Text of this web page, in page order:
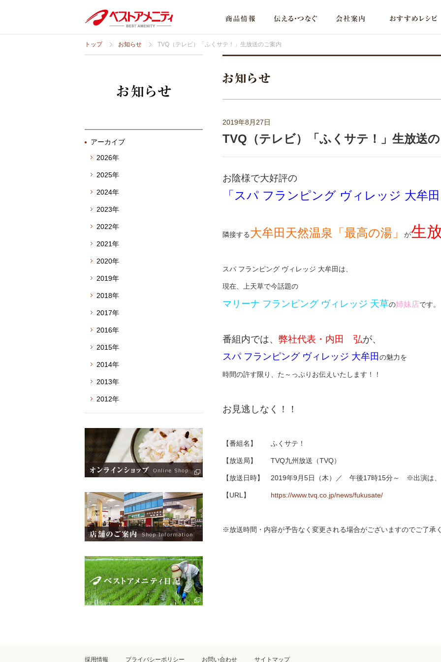
トップ お知らせ TVQ（テレビ）「ふくサテ！」生放送のご案内
2019年8月27日
TVQ（テレビ）「ふくサテ！」生放送
お陰様で大好評の
「スパ フランピング ヴィレッジ 大牟田
隣接する大牟田天然温泉「最高の湯」 が生
スパ フランピング ヴィレッジ 大牟田は、
現在、上天草で今話題の
マリーナ フランピング ヴィレッジ 天草の姉妹店です。
番組内では、 弊社代表・内田 弘が、
スパ フランピング ヴィレッジ 大牟田 の魅力を
時間の許す限り、た～っぷりお伝えいたします！！
お見逃しなく！！
【番組名】 ふくサテ！
【放送局】 TVQ九州放送（TVQ）
【放送日時】 2019年9月5日（木）／ 午後17時15分～ ※出演は、
【URL】 https://www.tvq.co.jp/news/fukusate/
※放送時間・内容が予告なく変更される場合がございますのでご了承
アーカイブ
2026年
2025年
2024年
2023年
2022年
2021年
2020年
2019年
2018年
2017年
2016年
2015年
2014年
2013年
2012年
採用情報 プライバシーポリシー お問い合わせ サイトマップ